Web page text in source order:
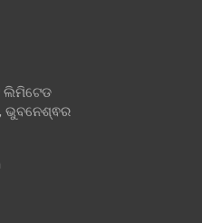
ଲିମିଟେଡ
ଭୁବନେଶ୍ଵର